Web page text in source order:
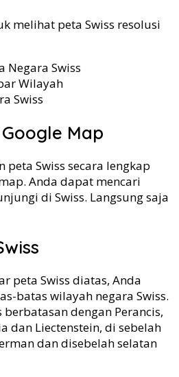
melihat peta Swiss resolusi
Wilayah
Swiss
Map
Swiss secara lengkap
Anda dapat mencari
di Swiss. Langsung saja
peta Swiss diatas, Anda
batas wilayah negara Swiss.
berbatasan dengan Perancis,
dan Liectenstein, di sebelah
dan disebelah selatan